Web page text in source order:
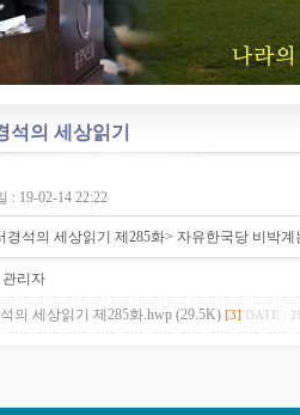
석의 세상읽기
: 19-02-14 22:22
석의 세상읽기 제285화> 자유한국당 비박계
관리자
의 세상읽기 제285화.hwp (29.5K) [3] DATE :